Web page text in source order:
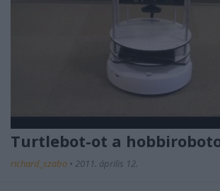
Turtlebot-ot a
richard_szabo • 2011. április 12.